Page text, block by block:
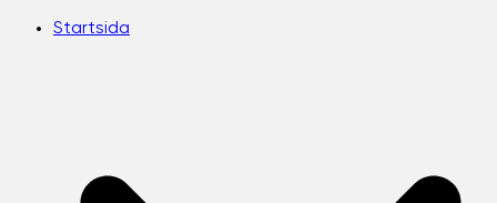
Startsida